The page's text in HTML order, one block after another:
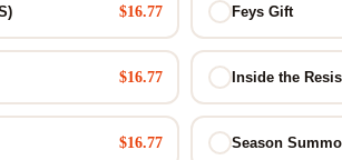
$16.77 Feys Gift
$16.77 Inside the
$16.77 Season